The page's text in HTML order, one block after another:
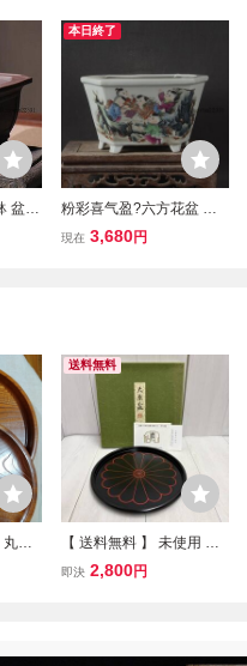
盆栽
本日終了
粉彩喜气盈?六方花盆 多
肉菖蒲盆栽 植木鉢 小品盆
現在 3,680円
盆
送料無料
【 送料無料 】 未使用 ◆
平安 象彦 大原盆 直径 24c
即決 2,800円